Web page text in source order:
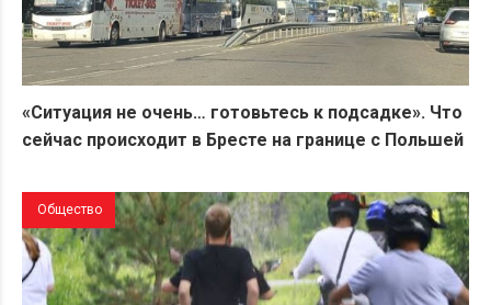
«Ситуация не очень… готовьтесь к подсадке». Что
сейчас происходит в Бресте на границе с Польшей
Общество